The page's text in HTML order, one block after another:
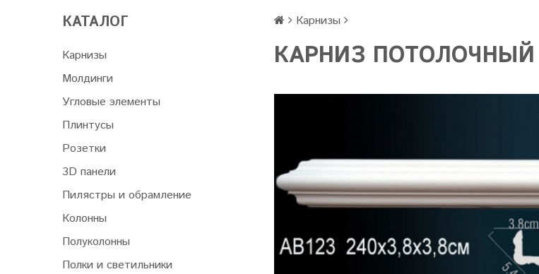
КАТАЛОГ
Карнизы
Молдинги
Угловые элементы
Плинтусы
Розетки
3D панели
Пилястры и обрамление
Колонны
Полуколонны
Полки и светильники
Карнизы
КАРНИЗ ПОТОЛОЧНЫЙ